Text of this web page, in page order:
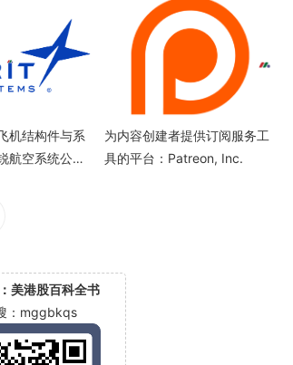
机结构件与系
航空系统公司
为内容创建者提供订阅服务工
具的平台：Patreon, Inc.
美港股百科全书
：mggbkqs